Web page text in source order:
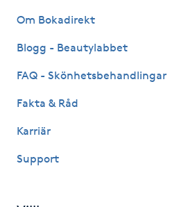
Käkledsbehandling
Kärlbehandling
Laserbehandling
Lashlift Keratin
Om Bokadirekt
Blogg - Beautylabbet
FAQ - Skönhetsbehandlingar
Fakta & Råd
Karriär
Support